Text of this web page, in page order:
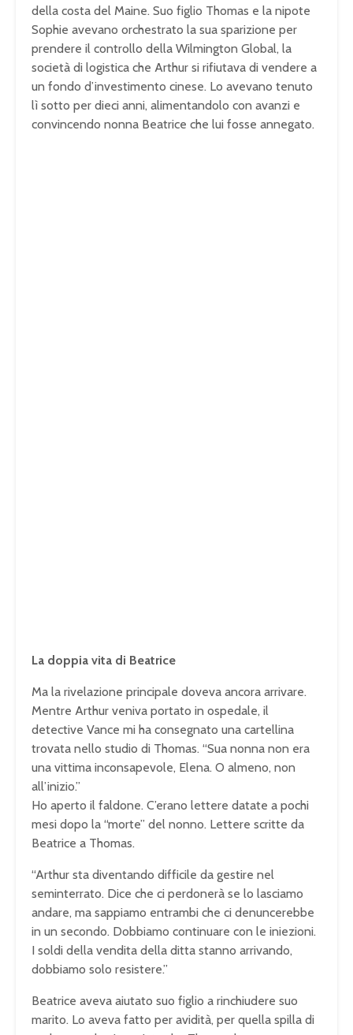
della costa del Maine. Suo figlio Thomas e la nipote
Sophie avevano orchestrato la sua sparizione per
prendere il controllo della Wilmington Global, la
società di logistica che Arthur si rifiutava di vendere a
un fondo d’investimento cinese. Lo avevano tenuto
lì sotto per dieci anni, alimentandolo con avanzi e
convincendo nonna Beatrice che lui fosse annegato.
La doppia vita di Beatrice
Ma la rivelazione principale doveva ancora arrivare.
Mentre Arthur veniva portato in ospedale, il
detective Vance mi ha consegnato una cartellina
trovata nello studio di Thomas. “Sua nonna non era
una vittima inconsapevole, Elena. O almeno, non
all’inizio.”
Ho aperto il faldone. C’erano lettere datate a pochi
mesi dopo la “morte” del nonno. Lettere scritte da
Beatrice a Thomas.
“Arthur sta diventando difficile da gestire nel
seminterrato. Dice che ci perdonerà se lo lasciamo
andare, ma sappiamo entrambi che ci denuncerebbe
in un secondo. Dobbiamo continuare con le iniezioni.
I soldi della vendita della ditta stanno arrivando,
dobbiamo solo resistere.”
Beatrice aveva aiutato suo figlio a rinchiudere suo
marito. Lo aveva fatto per avidità, per quella spilla di